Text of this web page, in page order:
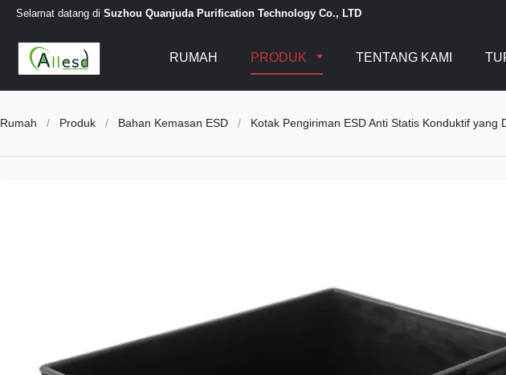
Selamat datang di Suzhou Quanjuda Purification Technology Co., LTD
RUMAH PRODUK TENTANG KAMI
Rumah / Produk / Bahan Kemasan ESD / Kotak Pengiriman ESD Anti Statis Konduktif yang